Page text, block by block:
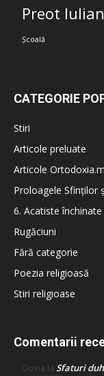
Preot
Școală
CATEGORIE
Stiri
Articole preluate
Articole
Proloagele Sfinților
6. Acatiste
Rugăciuni
Fără categorie
Poezia religioasă
Stiri religioase
Comentarii
Doina la Sfaturi